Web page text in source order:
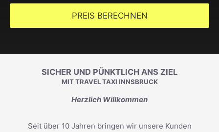
PREIS BERECHNEN
SICHER UND PÜNKTLICH ANS ZIEL
MIT TRAVEL TAXI INNSBRUCK
Herzlich Willkommen
Seit über 10 Jahren bringen wir unsere Kunden